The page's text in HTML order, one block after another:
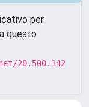
per
questo
20.500.142